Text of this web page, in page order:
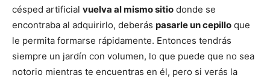
césped artificial vuelva al mismo sitio donde se
encontraba al adquirirlo, deberás pasarle un cepillo que
le permita formarse rápidamente. Entonces tendrás
siempre un jardín con volumen, lo que puede que no sea
notorio mientras te encuentras en él, pero si verás la